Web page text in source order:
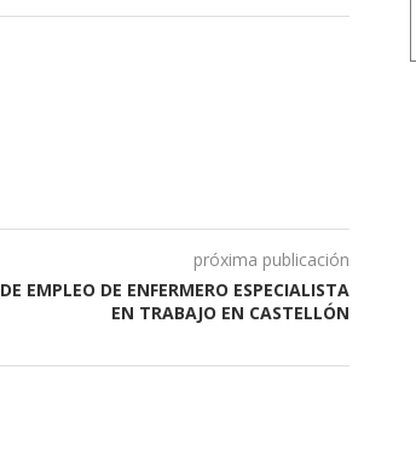
próxima publicación
EMPLEO DE ENFERMERO ESPECIALISTA
EN TRABAJO EN CASTELLÓN